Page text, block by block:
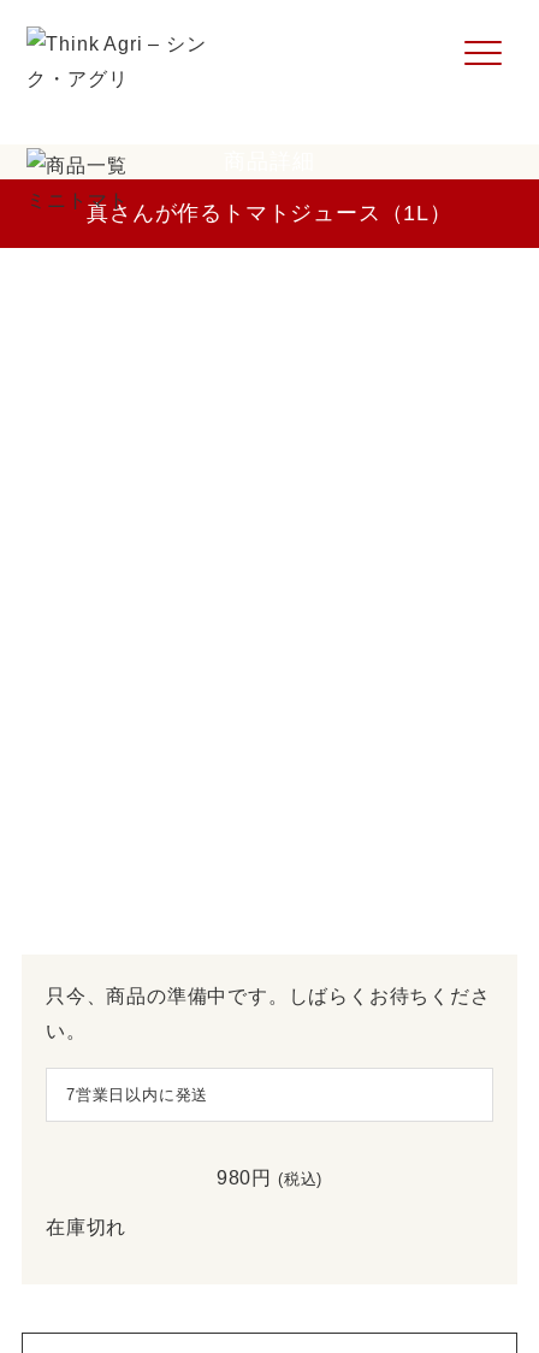
真さんが作るトマトジュース（1L）
只今、商品の準備中です。しばらくお待ちくださ
い。
7営業日以内に発送
980円 (税込)
在庫切れ